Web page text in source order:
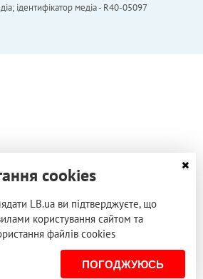
ідентифікатор медіа - R40-05097
cookies
LB.ua ви підтверджуєте, що
користування сайтом та
файлів cookies
ПОГОДЖУЮСЬ